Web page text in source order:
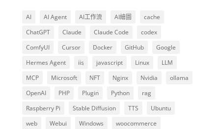
AI AI Agent AI工作流 AI繪圖
cache
ChatGPT
Claude Claude Code
codex
ComfyUI
Cursor Docker GitHub
Google
Hermes Agent
iis javascript Linux
LLM
MCP
Microsoft NFT Nginx Nvidia
ollama
OpenAI
PHP Plugin Python
rag
Raspberry Pi
Stable Diffusion TTS
Ubuntu
web
Webui Windows woocommerce